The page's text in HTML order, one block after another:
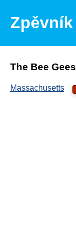
Zpěvník
The Bee Gees
Massachusetts